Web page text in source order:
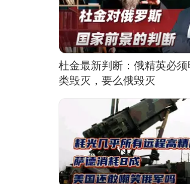
杜金最新判断：俄精英必须
类毁灭，要么俄毁灭